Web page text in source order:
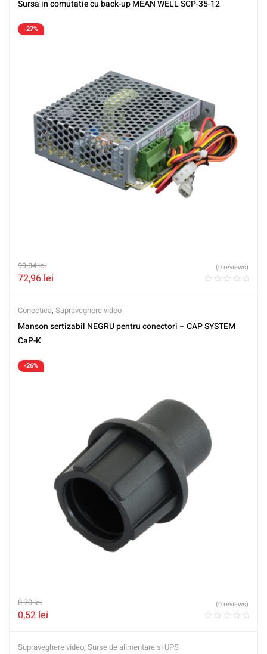
Sursa in comutatie cu back-up MEAN WELL SCP-35-12
-27%
99,84lei
72,96 lei
(0 reviews)
Conectica, Supraveghere video
Manson sertizabil NEGRU pentru conectori – CAP SYSTEM
CaP-K
-26%
0,70lei
0,52 lei
(0 reviews)
Supraveghere video, Surse de alimentare si UPS